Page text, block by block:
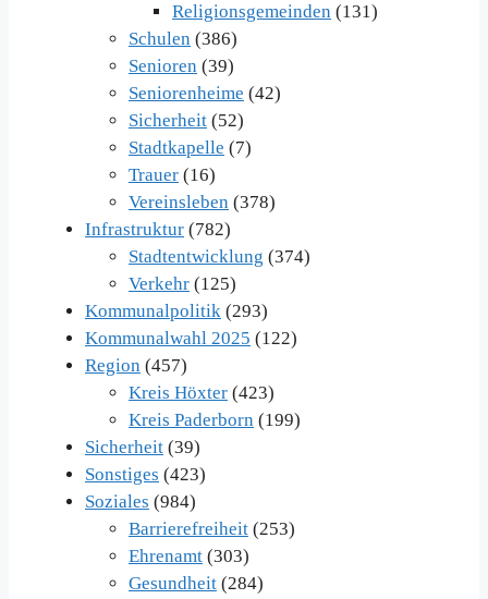
Religionsgemeinden (131)
Schulen (386)
Senioren (39)
Seniorenheime (42)
Sicherheit (52)
Stadtkapelle (7)
Trauer (16)
Vereinsleben (378)
Infrastruktur (782)
Stadtentwicklung (374)
Verkehr (125)
Kommunalpolitik (293)
Kommunalwahl 2025 (122)
Region (457)
Kreis Höxter (423)
Kreis Paderborn (199)
Sicherheit (39)
Sonstiges (423)
Soziales (984)
Barrierefreiheit (253)
Ehrenamt (303)
Gesundheit (284)